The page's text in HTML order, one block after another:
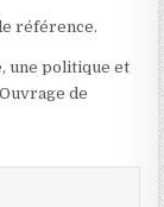
référence.
une politique et
de